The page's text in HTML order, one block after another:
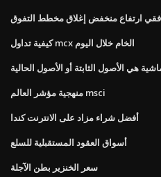
ارتفاع منخفض إغلاق مخطط التفوق
كيفية تداول mcx الخام خلال اليوم
هي الأصول الثابتة أو الأصول الحالية
منهجية مؤشر العالم msci
أفضل شراء مزاد على الانترنت كندا
أسواق العقود المستقبلية للسلع
سعر الخنزير بطن الآجلة